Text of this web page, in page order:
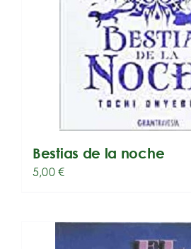
Bestias de la noche
5,00€